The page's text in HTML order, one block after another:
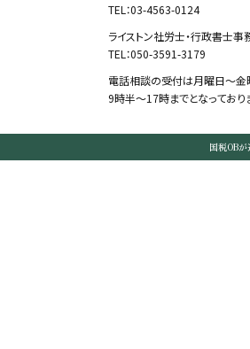
TEL：03-4563-0124
ライストン社労士・行政書士事
TEL：050-3591-3179
電話相談の受付は月曜日～金
9時半～17時までとなっており
国税OB